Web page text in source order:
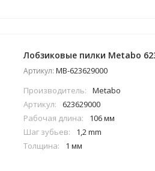
Лобзиковые пилки Metabo
Артикул: MB-623629000
Производитель:
Metabo
Артикул:
623629000
Рабочая длина:
106 мм
Шаг зубьев:
1,2 mm
Толщина:
1 мм